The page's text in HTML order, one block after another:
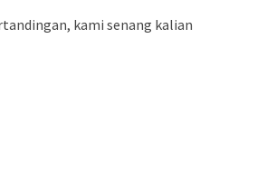
kami senang kalian